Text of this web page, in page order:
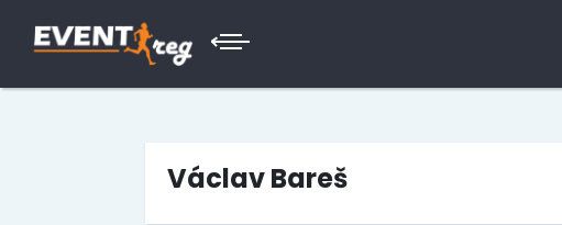
Václav Bareš